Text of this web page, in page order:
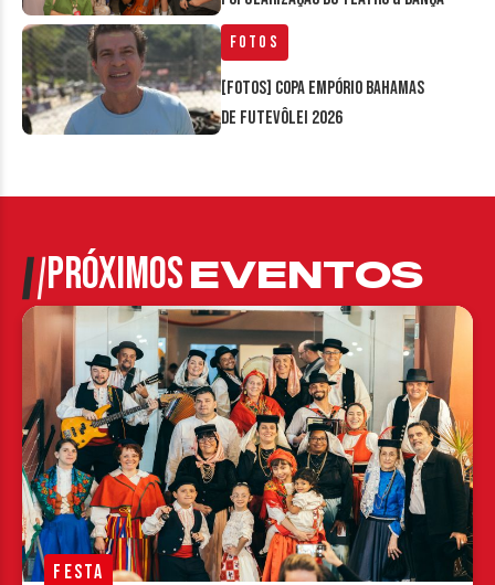
Fotos
[FOTOS] Copa Empório Bahamas
de Futevôlei 2026
PRÓXIMOSEVENTOS
FESTA